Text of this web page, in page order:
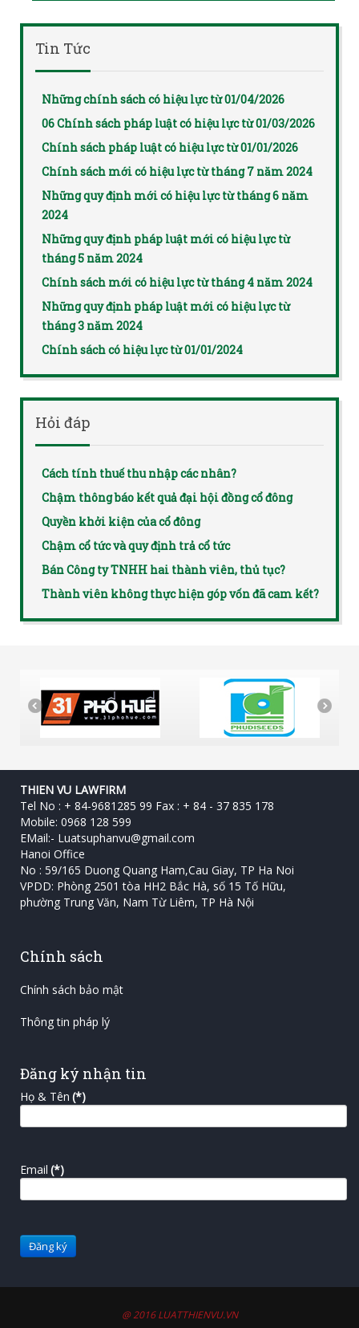
Tin Tức
Những chính sách có hiệu lực từ 01/04/2026
06 Chính sách pháp luật có hiệu lực từ 01/03/2026
Chính sách pháp luật có hiệu lực từ 01/01/2026
Chính sách mới có hiệu lực từ tháng 7 năm 2024
Những quy định mới có hiệu lực từ tháng 6 năm
2024
Những quy định pháp luật mới có hiệu lực từ
tháng 5 năm 2024
Chính sách mới có hiệu lực từ tháng 4 năm 2024
Những quy định pháp luật mới có hiệu lực từ
tháng 3 năm 2024
Chính sách có hiệu lực từ 01/01/2024
Hỏi đáp
Cách tính thuế thu nhập các nhân?
Chậm thông báo kết quả đại hội đồng cổ đông
Quyền khởi kiện của cổ đông
Chậm cổ tức và quy định trả cổ tức
Bán Công ty TNHH hai thành viên, thủ tục?
Thành viên không thực hiện góp vốn đã cam kết?
THIEN VU LAWFIRM
Tel No : + 84-9681285 99 Fax : + 84 - 37 835 178
Mobile: 0968 128 599
EMail:- Luatsuphanvu@gmail.com
Hanoi Office
No : 59/165 Duong Quang Ham,Cau Giay, TP Ha Noi
VPDD: Phòng 2501 tòa HH2 Bắc Hà, số 15 Tố Hữu, ‎
phường Trung Văn, Nam Từ Liêm, TP Hà Nội
Chính sách
Chính sách bảo mật
Thông tin pháp lý
Đăng ký nhận tin
Họ & Tên (*)
Email (*)
@ 2016 LUATTHIENVU.VN